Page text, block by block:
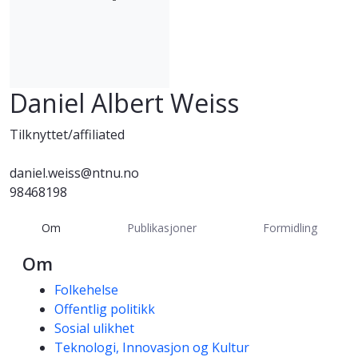
Daniel Albert Weiss
Tilknyttet/affiliated
daniel.weiss@ntnu.no
98468198
Om Publikasjoner Formidling
Om
Kompetanseord
Folkehelse
Offentlig politikk
Sosial ulikhet
Teknologi, Innovasjon og Kultur